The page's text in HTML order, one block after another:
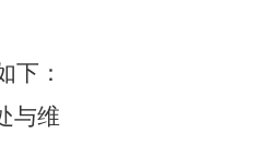
下：
与维